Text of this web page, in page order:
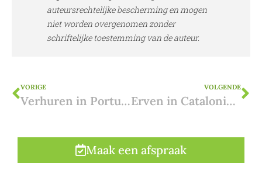
auteursrechtelijke bescherming en mogen
niet worden overgenomen zonder
schriftelijke toestemming van de auteur.
VORIGE
Verhuren in Portugal: de verhuurlicentie
VOLGENDE
Erven in Catalonië: belastingen
Maak een afspraak